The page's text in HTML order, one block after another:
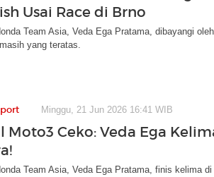
Usai Race di Brno
Team Asia, Veda Ega Pratama, dibayangi
yang teratas.
Minggu, 21 Jun 2026 16:41 WIB
Moto3 Ceko: Veda Ega
Team Asia, Veda Ega Pratama, finis kelima